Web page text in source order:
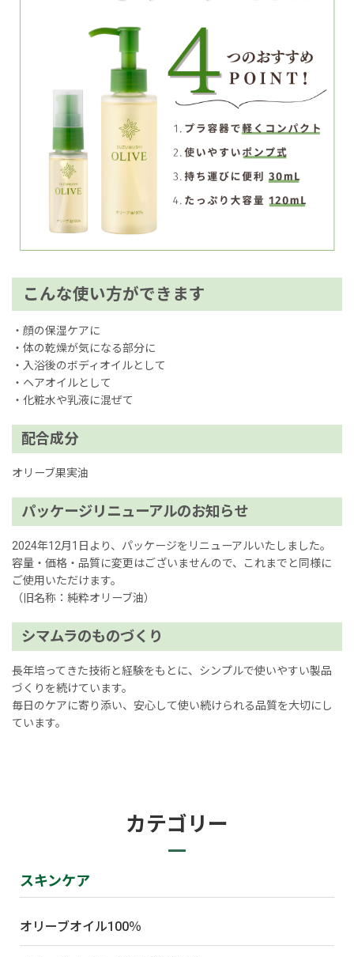
こんな使い方ができます
・顔の保湿ケアに
・体の乾燥が気になる部分に
・入浴後のボディオイルとして
・ヘアオイルとして
・化粧水や乳液に混ぜて
配合成分
オリーブ果実油
パッケージリニューアルのお知らせ
2024年12月1日より、パッケージをリニューアルいたしました。
容量・価格・品質に変更はございませんので、これまでと同様に
ご使用いただけます。
（旧名称：純粋オリーブ油）
シマムラのものづくり
長年培ってきた技術と経験をもとに、シンプルで使いやすい製品
づくりを続けています。
毎日のケアに寄り添い、安心して使い続けられる品質を大切にし
ています。
カテゴリー
スキンケア
オリーブオイル100％